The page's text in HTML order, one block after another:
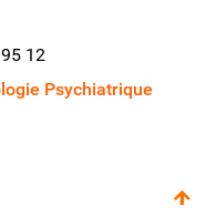
12
Psychiatrique